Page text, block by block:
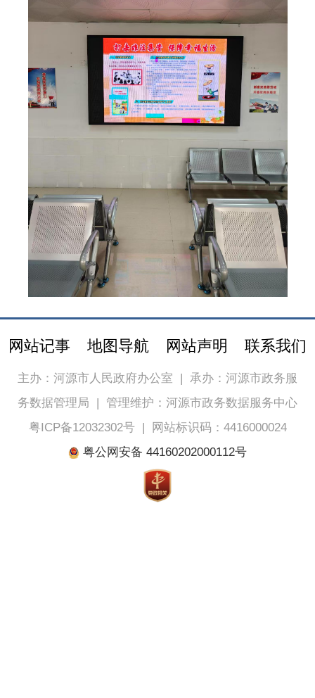
网站记事 地图导航 网站声明 联系我们
主办：河源市人民政府办公室 | 承办：河源市政务服
务数据管理局 | 管理维护：河源市政务数据服务中心
粤ICP备12032302号|
网站标识码：4416000024
粤公网安备 44160202000112号